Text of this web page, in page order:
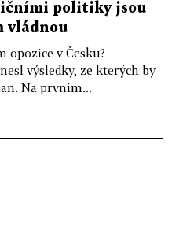
politiky jsou
vládnou
opozice v Česku?
výsledky, ze kterých by
Na prvním...